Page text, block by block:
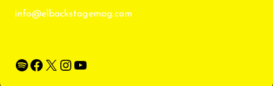
info@elbackstagemag.com
Spotify Facebook X Instagram YouTube